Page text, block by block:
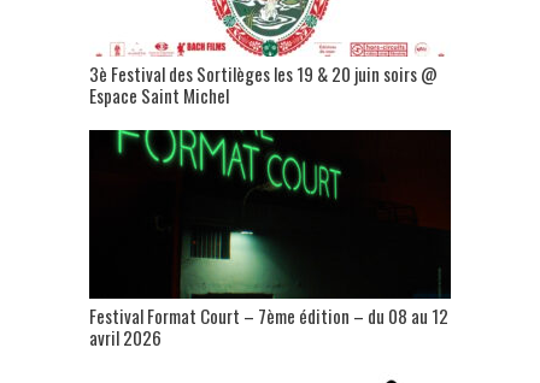
3è Festival des Sortilèges les 19 & 20 juin soirs @
Espace Saint Michel
Festival Format Court – 7ème édition – du 08 au 12
avril 2026